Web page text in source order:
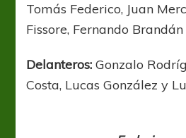
Tomás Federico, Juan
Fissore, Fernando
Delanteros: Gonzalo
Costa, Lucas González y